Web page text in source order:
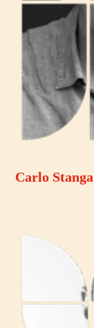
Carlo Stanga